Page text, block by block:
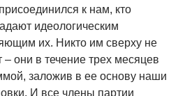
к нам, кто
идеологическим
их. Никто им сверху не
– они в течение трех месяцев
заложив в ее основу наши
И все члены партии